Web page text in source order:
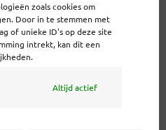
zoals cookies om
Door in te stemmen met
of unieke ID's op deze site
intrekt, kan dit een
Altijd actief